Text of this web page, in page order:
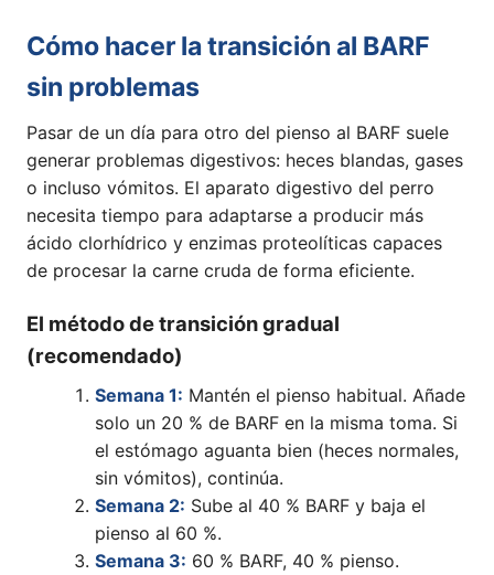
Cómo hacer la transición al BARF
sin problemas
Pasar de un día para otro del pienso al BARF suele
generar problemas digestivos: heces blandas, gases
o incluso vómitos. El aparato digestivo del perro
necesita tiempo para adaptarse a producir más
ácido clorhídrico y enzimas proteolíticas capaces
de procesar la carne cruda de forma eficiente.
El método de transición gradual
(recomendado)
Semana 1: Mantén el pienso habitual. Añade
solo un 20 % de BARF en la misma toma. Si
el estómago aguanta bien (heces normales,
sin vómitos), continúa.
Semana 2: Sube al 40 % BARF y baja el
pienso al 60 %.
Semana 3: 60 % BARF, 40 % pienso.